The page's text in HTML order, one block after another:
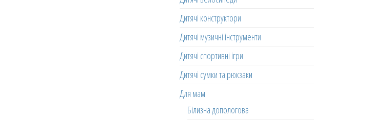
Дитячі конструктори
Дитячі музичні інструменти
Дитячі спортивні ігри
Дитячі сумки та рюкзаки
Для мам
Білизна допологова